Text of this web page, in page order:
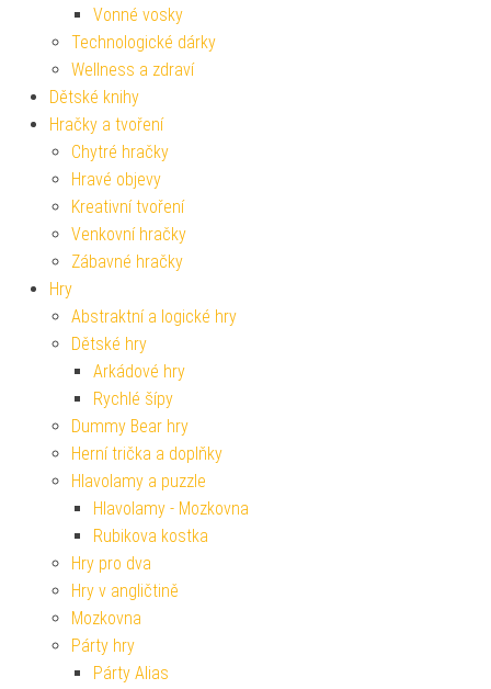
Vonné vosky
Technologické dárky
Wellness a zdraví
Dětské knihy
Hračky a tvoření
Chytré hračky
Hravé objevy
Kreativní tvoření
Venkovní hračky
Zábavné hračky
Hry
Abstraktní a logické hry
Dětské hry
Arkádové hry
Rychlé šípy
Dummy Bear hry
Herní trička a doplňky
Hlavolamy a puzzle
Hlavolamy - Mozkovna
Rubikova kostka
Hry pro dva
Hry v angličtině
Mozkovna
Párty hry
Párty Alias